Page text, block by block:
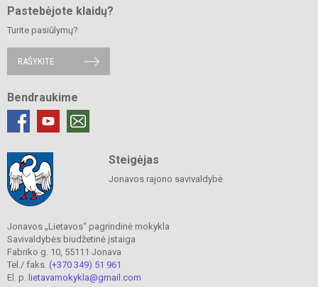
Pastebėjote klaidų?
Turite pasiūlymų?
RAŠYKITE
Bendraukime
Steigėjas
Jonavos rajono savivaldybė
Jonavos „Lietavos“ pagrindinė mokykla
Savivaldybės biudžetinė įstaiga
Fabriko g. 10, 55111 Jonava
Tel./ faks. (+370 349) 51 961
El. p. lietavamokykla@gmail.com